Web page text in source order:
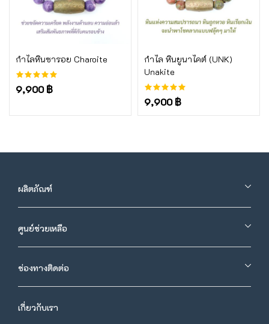
กำไลหินซารอย Charoite
9,900 ฿
หยิบใส่ตะกร้า
กำไล หินยูนาไคต์ (UNK)
Unakite
9,900 ฿
หยิบใส่ตะกร้า
ผลิตภัณฑ์
ศูนย์ช่วยเหลือ
ช่องทางติดต่อ
เกี่ยวกับเรา